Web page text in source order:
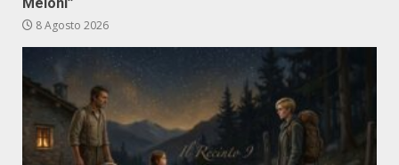
8 Agosto 2026